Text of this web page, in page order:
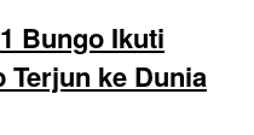
Bungo Ikuti
Terjun ke Dunia